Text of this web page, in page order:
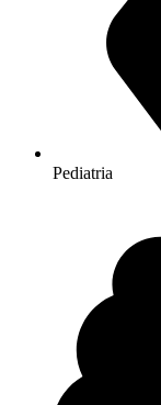
Pediatria